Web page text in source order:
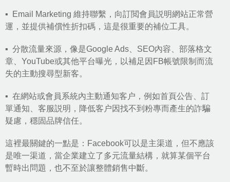
▪ Email Marketing 維持聯繫，向訂閲會員説明網站正常營
運，並提供補償性折扣碼，這是很重要的補位工具。
▪ 分散流量來源，像是Google Ads SEO內容 、部落格文
章、YouTube或其他平台曝光，以補足因FB帳號限制而流
失的主動搜尋型新客。
▪ 在網站或會員系統內主動通知客户，例如首頁公告、訂
單通知、客服説明，降低客户因找不到粉專而產生的詐騙
疑慮，穩固品牌信任。
這裡最關鍵的一點是：Facebook可以是主渠道，但不應該
是唯一渠道，當企業建立了多元流量結構，就算某個平台
暫時出問題，也不至於讓整體銷售中斷。